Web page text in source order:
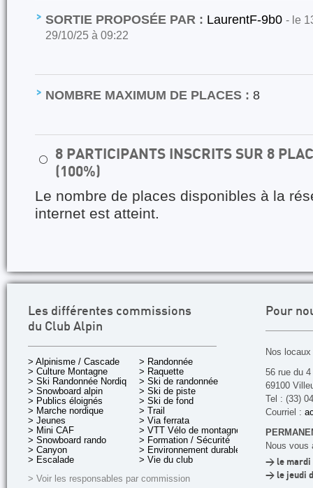
SORTIE PROPOSÉE PAR : LaurentF-9b0 - le
29/10/25 à 09:22
NOMBRE MAXIMUM DE PLACES : 8
⚪
8 PARTICIPANTS INSCRITS SUR 8
(100%)
Le nombre de places disponibles à la
internet est atteint.
Les différentes commissions
du Club Alpin
> Alpinisme / Cascade
> Culture Montagne
> Ski Randonnée Nordique
> Snowboard alpin
> Publics éloignés
> Marche nordique
> Jeunes
> Mini CAF
> Snowboard rando
> Canyon
> Escalade
> Randonnée
> Raquette
> Ski de randonnée
> Ski de piste
> Ski de fond
> Trail
> Via ferrata
> VTT Vélo de montagne
> Formation / Sécurité
> Environnement durable
> Vie du club
> Voir les responsables par commission
Pour
Nos
56 rue du
69100
Tel : (33)
Courriel :
Nous vous
> le mardi
> le jeudi